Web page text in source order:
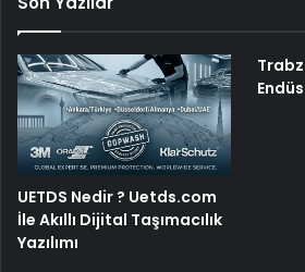
UETDS Nedir ? Uetds.com
İle Akıllı Dijital Taşımacılık
Yazılımı